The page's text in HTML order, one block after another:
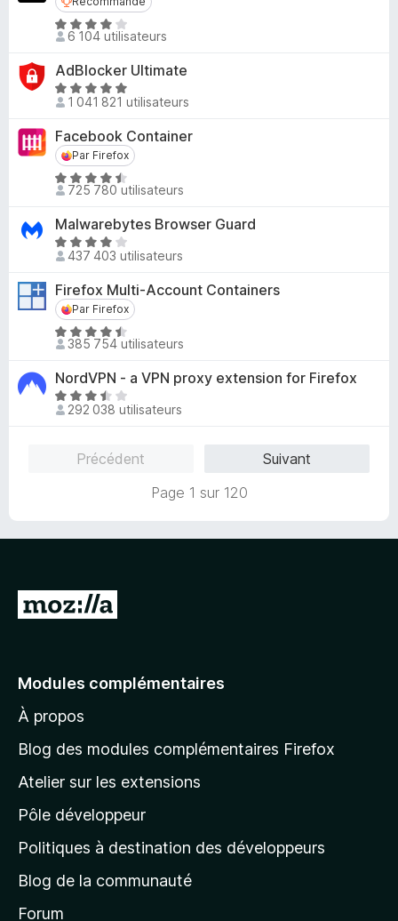
r
5
4
,
s
u
r
Recommandé
N
o
é
4
1
s
u
r
6 104 utilisateurs
AdBlocker Ultimate
N
o
t
é
4
,
s
u
r
1 041 821 utilisateurs
Facebook Container
Par Firefox
Par Firefox
N
o
t
é
4
5
s
u
r
725 780 utilisateurs
Malwarebytes Browser Guard
N
o
t
é
4
,
s
u
r
437 403 utilisateurs
Firefox Multi-Account Containers
Par Firefox
Par Firefox
N
o
t
é
4
385 754 utilisateurs
NordVPN - a VPN proxy extension for Firefox
N
o 292 038 utilisateurs
Précédent
Suivant
Page 1 sur 120
A
e
à
l
p
a
g
d
Modules complémentaires
À propos
Blog des modules complémentaires Firefox
Atelier sur les extensions
Pôle développeur
Politiques à destination des développeurs
Blog de la communauté
Forum